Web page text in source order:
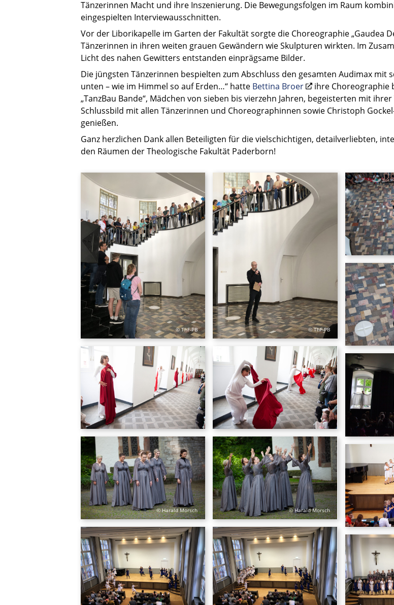
Tänzerinnen Macht und ihre Inszenierung. Die Bewegungsfolgen im Raum
eingespielten Interviewausschnitten.
Vor der Liborikapelle im Garten der Fakultät sorgte die Choreographie „Gaudea
Tänzerinnen in ihren weiten grauen Gewändern wie Skulpturen wirkten. Im
Licht des nahen Gewitters entstanden einprägsame Bilder.
Die jüngsten Tänzerinnen bespielten zum Abschluss den gesamten Audimax mit
unten – wie im Himmel so auf Erden…“ hatte Bettina Broer
ihre Choreographie
„TanzBau Bande“, Mädchen von sieben bis vierzehn Jahren, begeisterten mit
Schlussbild mit allen Tänzerinnen und Choreographinnen sowie Christoph
genießen.
Ganz herzlichen Dank allen Beteiligten für die vielschichtigen, detailverliebten,
den Räumen der Theologische Fakultät Paderborn!
© ThF-PB © ThF-PB
© Harald Morsch
© Harald Morsch